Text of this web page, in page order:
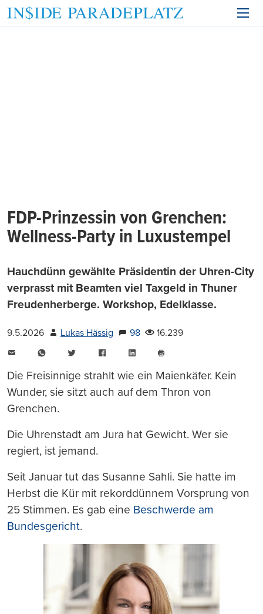
FDP-Prinzessin von Grenchen:
Wellness-Party in Luxustempel
Hauchdünn gewählte Präsidentin der Uhren-City
verprasst mit Beamten viel Taxgeld in Thuner
Freudenherberge. Workshop, Edelklasse.
9.5.2026 Lukas Hässig 98
16.239
WhatsAppTwitter FacebookLinkedIn
drucken
Die Freisinnige strahlt wie ein Maienkäfer. Kein
Wunder, sie sitzt auch auf dem Thron von
Grenchen.
Die Uhrenstadt am Jura hat Gewicht. Wer sie
regiert, ist jemand.
Seit Januar tut das Susanne Sahli. Sie hatte im
Herbst die Kür mit rekorddünnem Vorsprung von
25 Stimmen. Es gab eine Beschwerde am
Bundesgericht.